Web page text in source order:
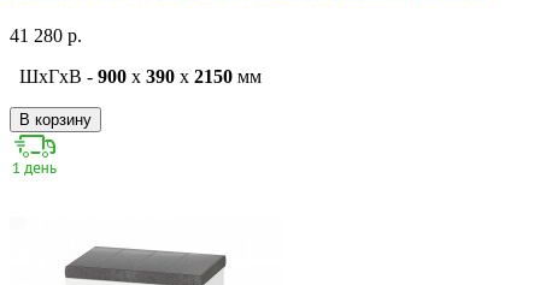
41 280 р.
ШxГxВ - 900 x 390 x 2150 мм
В корзину